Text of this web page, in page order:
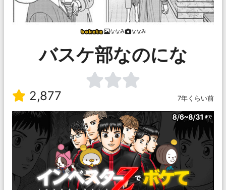
ななみ ななみ
バスケ部なのにな
2,877 7年くらい前